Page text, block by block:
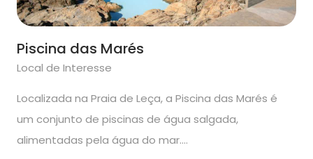
Piscina das Marés
Local de Interesse
Localizada na Praia de Leça, a Piscina das Marés é
um conjunto de piscinas de água salgada,
alimentadas pela água do mar.…